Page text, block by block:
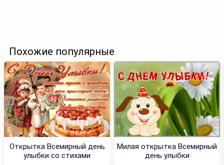
Похожие популярные
Открытка Всемирный день
улыбки со стихами
Милая открытка Всемирный
день улыбки